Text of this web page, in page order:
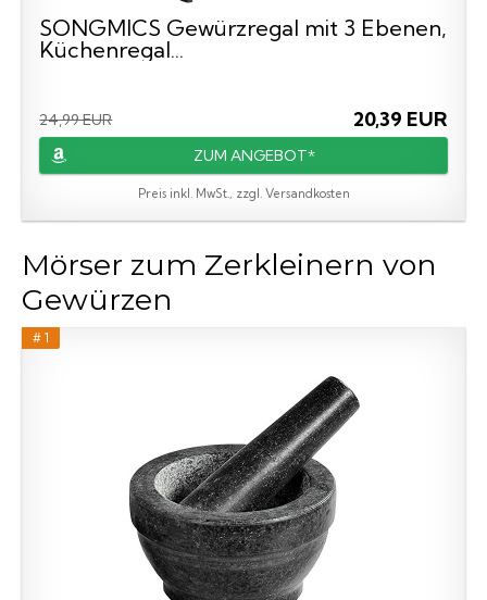
SONGMICS Gewürzregal mit 3 Ebenen,
Küchenregal...
24,99 EUR 20,39 EUR
ZUM ANGEBOT*
Preis inkl. MwSt., zzgl. Versandkosten
Mörser zum Zerkleinern von
Gewürzen
# 1